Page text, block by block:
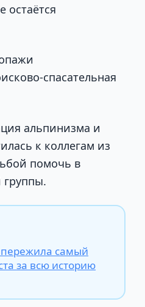
остаётся
спасательная
альпинизма и
к коллегам из
помочь в
пережила самый
за всю историю